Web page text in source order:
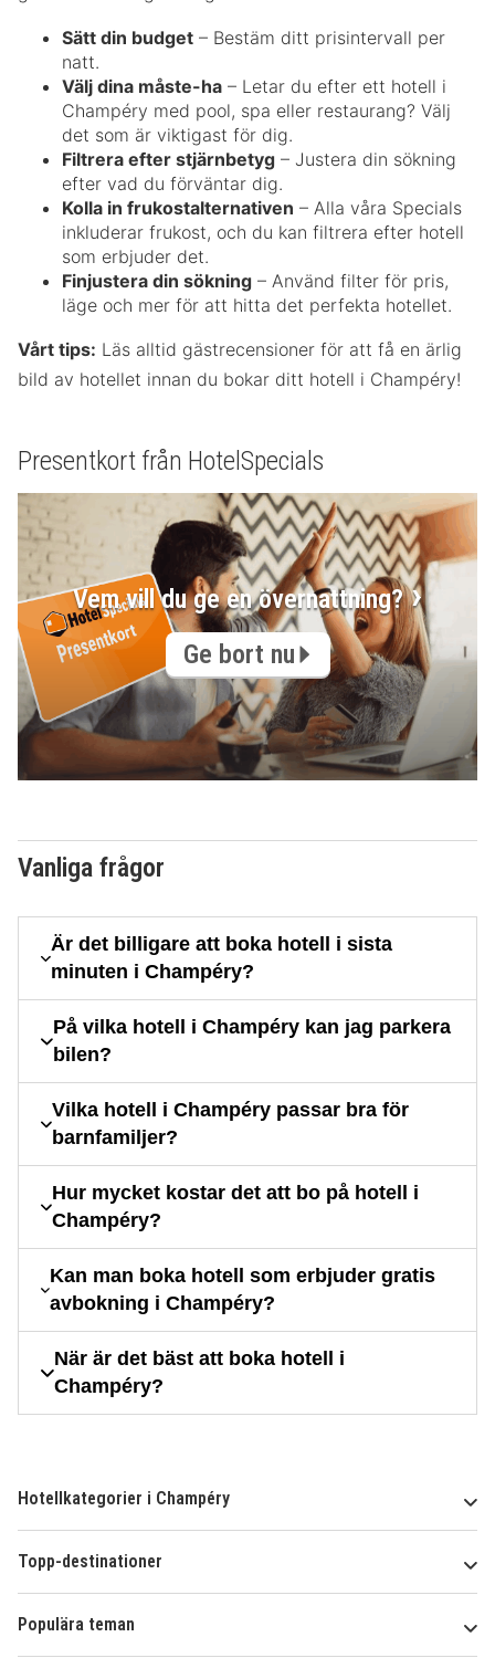
Sätt din budget – Bestäm ditt prisintervall per
natt.
Välj dina måste-ha – Letar du efter ett hotell i
Champéry med pool, spa eller restaurang? Välj
det som är viktigast för dig.
Filtrera efter stjärnbetyg – Justera din sökning
efter vad du förväntar dig.
Kolla in frukostalternativen – Alla våra Specials
inkluderar frukost, och du kan filtrera efter hotell
som erbjuder det.
Finjustera din sökning – Använd filter för pris,
läge och mer för att hitta det perfekta hotellet.
Vårt tips: Läs alltid gästrecensioner för att få en ärlig
bild av hotellet innan du bokar ditt hotell i Champéry!
Presentkort från HotelSpecials
Vem vill du ge en övernattning?
Ge bort nu
Vanliga frågor
Är det billigare att boka hotell i sista
minuten i Champéry?
På vilka hotell i Champéry kan jag parkera
bilen?
Vilka hotell i Champéry passar bra för
barnfamiljer?
Hur mycket kostar det att bo på hotell i
Champéry?
Kan man boka hotell som erbjuder gratis
avbokning i Champéry?
När är det bäst att boka hotell i
Champéry?
Hotellkategorier i Champéry
Topp-destinationer
Populära teman